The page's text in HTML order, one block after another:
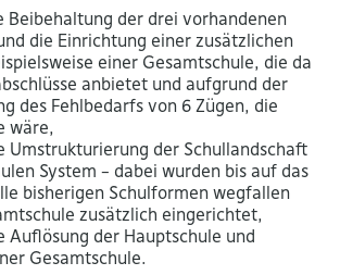
Beibehaltung der drei vorhandenen
die Einrichtung einer zusätzlichen
einer Gesamtschule, die da
anbietet und aufgrund der
des Fehlbedarfs von 6 Zügen, die
wäre,
Umstrukturierung der Schullandschaft
System – dabei wurden bis auf das
bisherigen Schulformen wegfallen
zusätzlich eingerichtet,
Auflösung der Hauptschule und
Gesamtschule.